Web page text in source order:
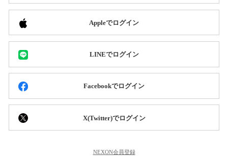
Appleでログイン
LINEでログイン
Facebookでログイン
X(Twitter)でログイン
NEXON会員登録